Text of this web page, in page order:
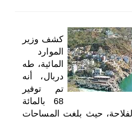
كشف وزير
الموارد
المائية، طه
دربال، أنه
تم توفير
68 بالمائة
حيث بلغت المساحات